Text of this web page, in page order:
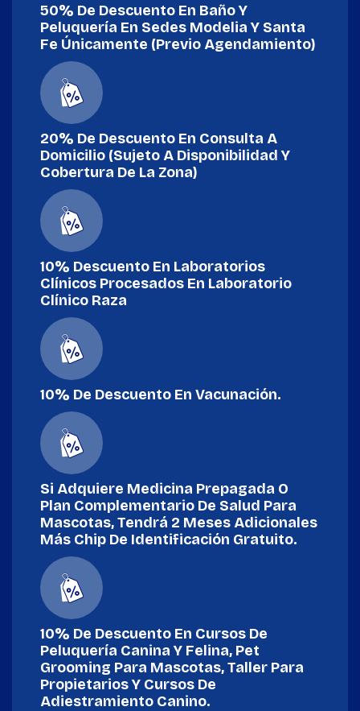
50% De Descuento En Baño Y
Peluquería En Sedes Modelia Y Santa
Fe Únicamente (previo Agendamiento)
20% De Descuento En Consulta A
Domicilio (sujeto A Disponibilidad Y
Cobertura De La Zona)
10% Descuento En Laboratorios
Clínicos Procesados En Laboratorio
Clínico Raza
10% De Descuento En Vacunación.
Si Adquiere Medicina Prepagada O
Plan Complementario De Salud Para
Mascotas, Tendrá 2 Meses Adicionales
Más Chip De Identificación Gratuito.
10% De Descuento En Cursos De
Peluquería Canina Y Felina, Pet
Grooming Para Mascotas, Taller Para
Propietarios Y Cursos De
Adiestramiento Canino.